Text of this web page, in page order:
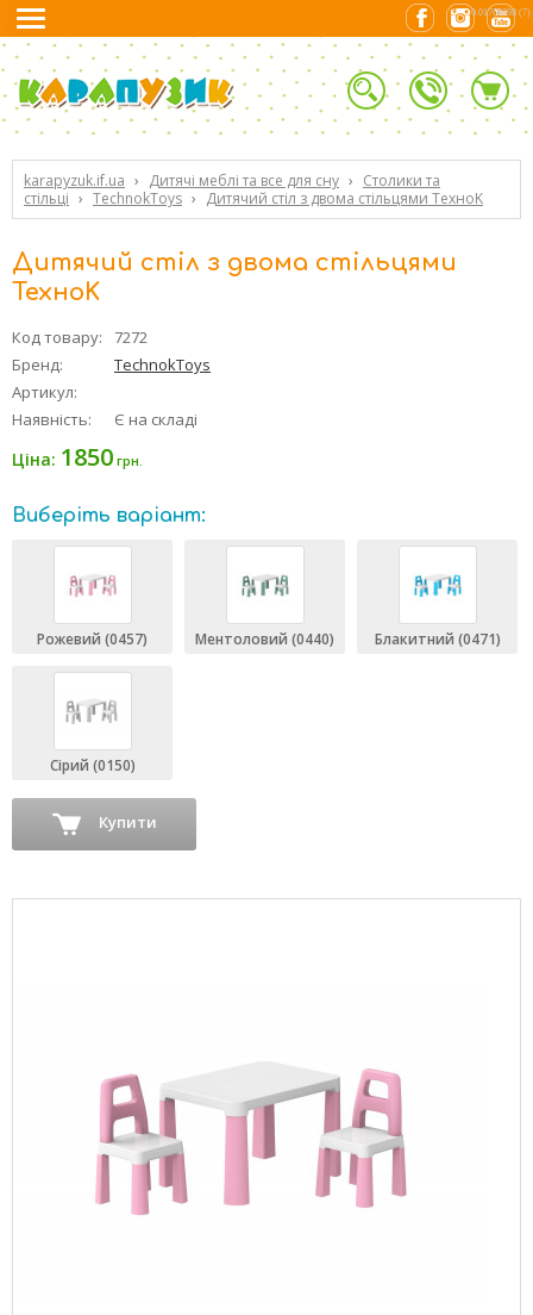
karapyzuk.if.ua › Дитячі меблі та все для сну › Столики та
стільці › TechnokToys › Дитячий стіл з двома стільцями ТехноK
Дитячий стіл з двома стільцями
ТехноK
Код товару:
7272
Бренд:
TechnokToys
Артикул:
Наявність:
Є на складі
Ціна: 1850 грн.
Виберіть варіант:
Рожевий (0457) Ментоловий (0440) Блакитний (0471)
Сірий (0150)
Купити
0.01768398 (7)